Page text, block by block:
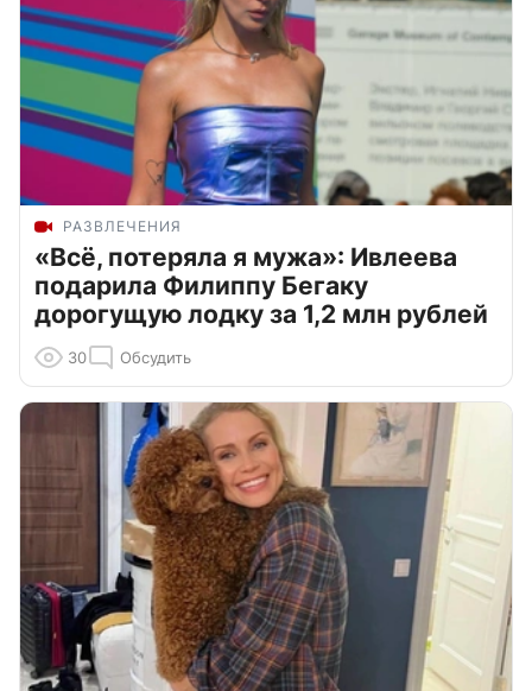
РАЗВЛЕЧЕНИЯ
«Всё, потеряла я мужа»: Ивлеева
подарила Филиппу Бегаку
дорогущую лодку за 1,2 млн рублей
30 Обсудить